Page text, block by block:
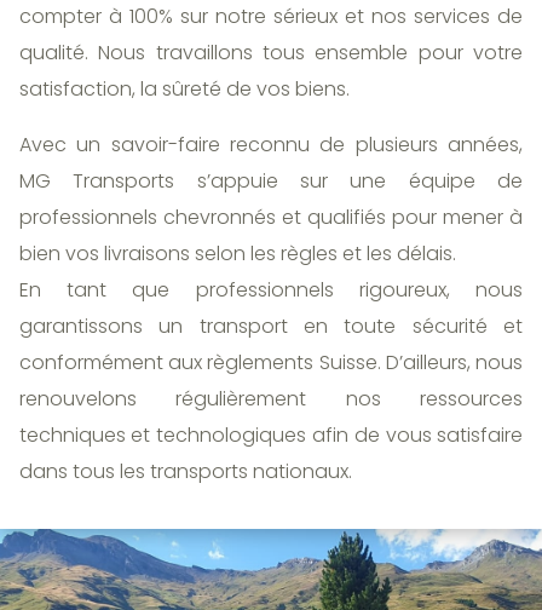
compter à 100% sur notre sérieux et nos services de
qualité. Nous travaillons tous ensemble pour votre
satisfaction, la sûreté de vos biens.
Avec un savoir-faire reconnu de plusieurs années,
MG Transports s’appuie sur une équipe de
professionnels chevronnés et qualifiés pour mener à
bien vos livraisons selon les règles et les délais.
En tant que professionnels rigoureux, nous
garantissons un transport en toute sécurité et
conformément aux règlements Suisse. D’ailleurs, nous
renouvelons régulièrement nos ressources
techniques et technologiques afin de vous satisfaire
dans tous les transports nationaux.